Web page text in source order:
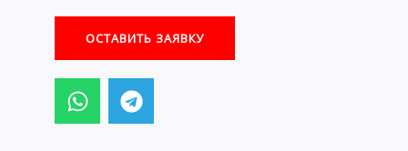
ОСТАВИТЬ ЗАЯВКУ
W
h
a
T
e
l